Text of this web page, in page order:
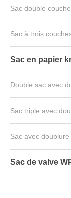
Sac double couche
Sac à trois
Sac en papier
Double sac avec
Sac triple avec
Sac avec
Sac de valve